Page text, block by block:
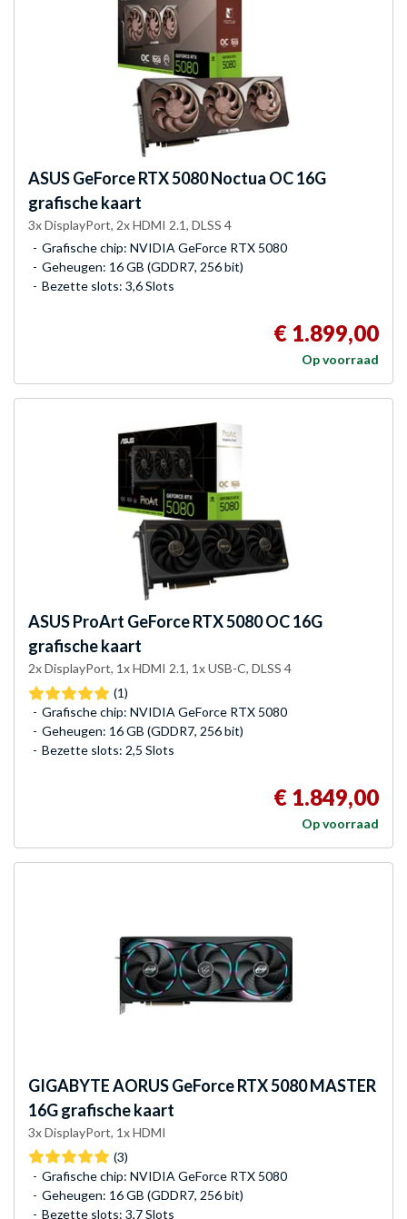
ASUSGeForce RTX 5080 Noctua OC 16G
grafische kaart
3x DisplayPort, 2x HDMI 2.1, DLSS 4
Grafische chip: NVIDIA GeForce RTX 5080
Geheugen: 16 GB (GDDR7, 256 bit)
Bezette slots: 3,6 Slots
€ 1.899,00
Op voorraad
ASUSProArt GeForce RTX 5080 OC 16G
grafische kaart
2x DisplayPort, 1x HDMI 2.1, 1x USB-C, DLSS 4
(1)
Grafische chip: NVIDIA GeForce RTX 5080
Geheugen: 16 GB (GDDR7, 256 bit)
Bezette slots: 2,5 Slots
€ 1.849,00
Op voorraad
GIGABYTEAORUS GeForce RTX 5080 MASTER
16G grafische kaart
3x DisplayPort, 1x HDMI
(3)
Grafische chip: NVIDIA GeForce RTX 5080
Geheugen: 16 GB (GDDR7, 256 bit)
Bezette slots: 3,7 Slots